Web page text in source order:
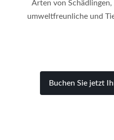
Arten von
umweltfreunliche und
Buchen Sie jetzt